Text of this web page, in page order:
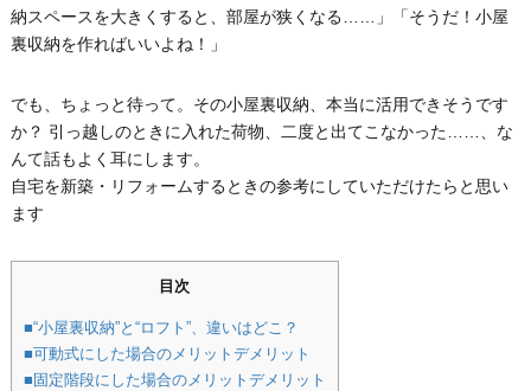
納スペースを大きくすると、部屋が狭くなる……」「そうだ！小屋
裏収納を作ればいいよね！」
でも、ちょっと待って。その小屋裏収納、本当に活用できそうです
か？ 引っ越しのときに入れた荷物、二度と出てこなかった……、な
んて話もよく耳にします。
自宅を新築・リフォームするときの参考にしていただけたらと思い
ます
目次
■“小屋裏収納”と“ロフト”、違いはどこ？
■可動式にした場合のメリットデメリット
■固定階段にした場合のメリットデメリット